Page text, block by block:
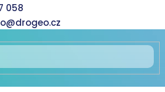
058